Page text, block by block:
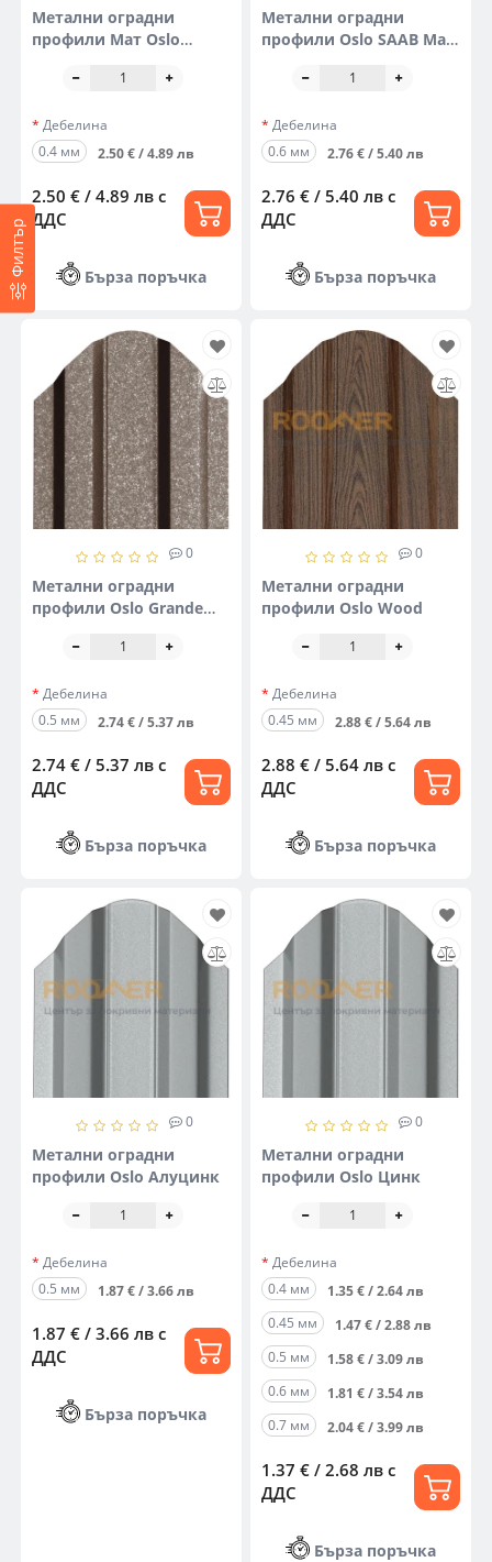
Филтър
Метални оградни
профили Мат Oslo
Дебелина
0.4 мм
2.50 € / 4.89 лв
2.50 € / 4.89 лв с
ДДС
Бърза поръчка
Метални оградни
профили Oslo SAAB Мат
Дебелина
0.6 мм
2.76 € / 5.40 лв
2.76 € / 5.40 лв с
ДДС
Бърза поръчка
0
Метални оградни
профили Oslo Grande
Дебелина
0.5 мм
2.74 € / 5.37 лв
2.74 € / 5.37 лв с
ДДС
Бърза поръчка
0
Метални оградни
профили Oslo Wood
Дебелина
0.45 мм
2.88 € / 5.64 лв
2.88 € / 5.64 лв с
ДДС
Бърза поръчка
0
Метални оградни
профили Oslo Алуцинк
Дебелина
0.5 мм
1.87 € / 3.66 лв
1.87 € / 3.66 лв с
ДДС
Бърза поръчка
0
Метални оградни
профили Oslo Цинк
Дебелина
0.4 мм
1.35 € / 2.64 лв
0.45 мм
1.47 € / 2.88 лв
0.5 мм
1.58 € / 3.09 лв
0.6 мм
1.81 € / 3.54 лв
0.7 мм
2.04 € / 3.99 лв
1.37 € / 2.68 лв с
ДДС
Бърза поръчка